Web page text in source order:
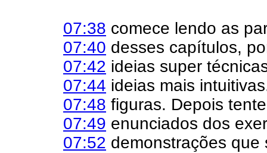
07:38 comece lendo as
07:40 desses capítulos,
07:42 ideias super
07:44 ideias mais
07:48 figuras. Depois
07:49 enunciados dos
07:52 demonstrações